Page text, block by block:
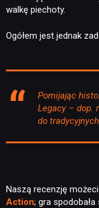
walkę piechoty.
Ogółem jest jednak
Pomijając
Legacy – dop.
do tradycyjnych
Naszą recenzję
Action; gra